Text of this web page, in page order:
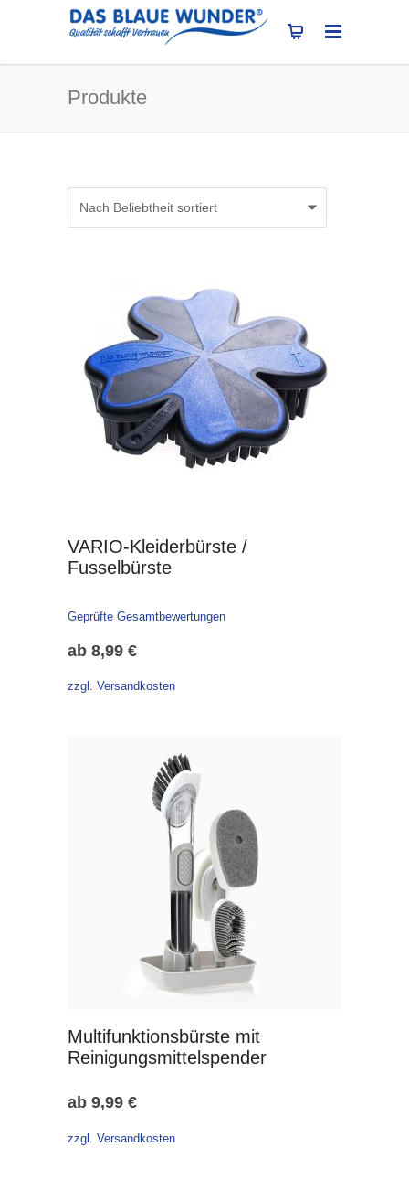
Produkte
VARIO-Kleiderbürste /
Fusselbürste
Geprüfte Gesamtbewertungen
ab 8,99 €
zzgl. Versandkosten
Multifunktionsbürste mit
Reinigungsmittelspender
ab 9,99 €
zzgl. Versandkosten